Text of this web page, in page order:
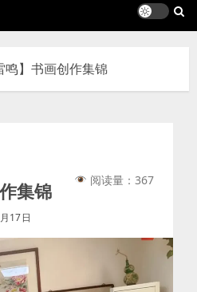
鸣】书画创作集锦
集锦
17日
阅读量：367